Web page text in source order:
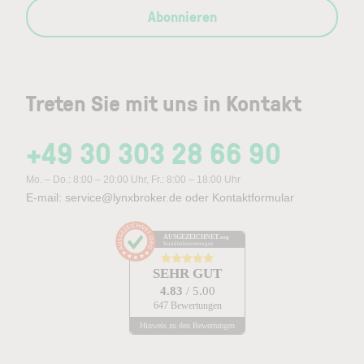
Treten Sie mit uns in Kontakt
+49 30 303 28 66 90
Mo. – Do.: 8:00 – 20:00 Uhr, Fr.: 8:00 – 18:00 Uhr
E-mail: service@lynxbroker.de oder Kontaktformular
AUSGEZEICHNET .org
Kundenbewertungen
SEHR GUT
4.83 / 5.00
647 Bewertungen
Hinweis zu den Bewertungen
Abonnieren